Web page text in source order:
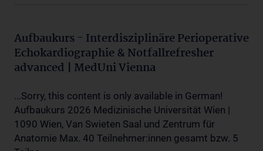
Aufbaukurs - Interdisziplinäre Perioperative
Echokardiographie & Notfallrefresher
advanced | MedUni Vienna
...Sorry, this content is only available in German!
Aufbaukurs 2026 Medizinische Universität Wien |
1090 Wien, Van Swieten Saal und Zentrum für
Anatomie Max. 40 Teilnehmer:innen gesamt bzw. 5